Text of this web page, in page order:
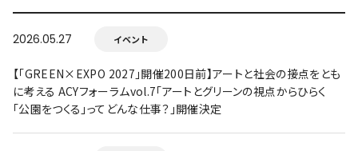
2026.05.27 イベント
【「GREEN×EXPO 2027」開催200日前】アートと社会の接点をとも
に考える ACYフォーラムvol.7「アートとグリーンの視点からひらく
「公園をつくる」ってどんな仕事？」開催決定